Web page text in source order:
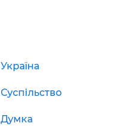
Україна
Суспільство
Думка